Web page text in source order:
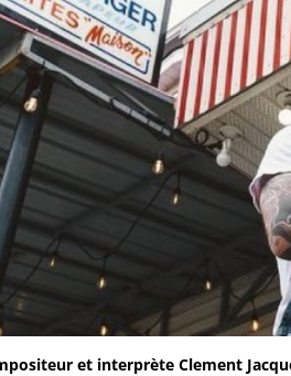
et interprète Clement